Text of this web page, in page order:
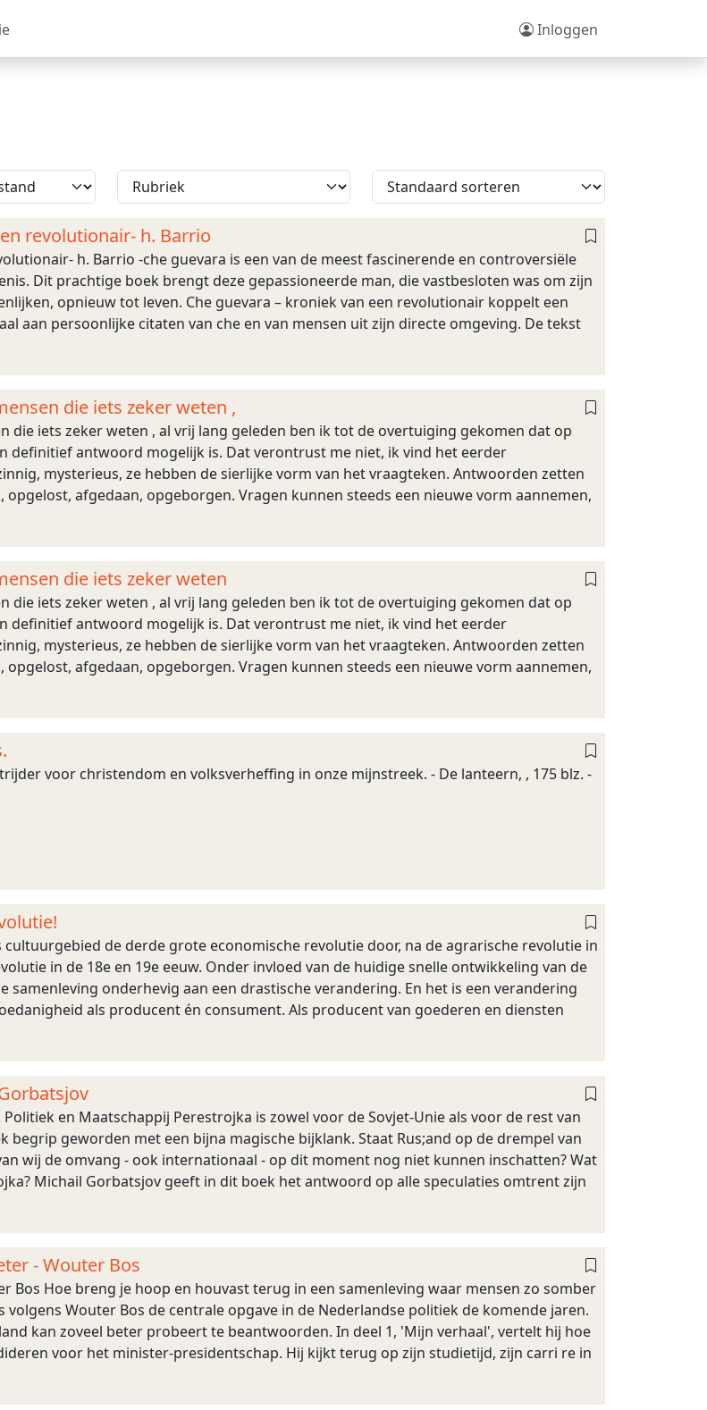
Inloggen
revolutionair- h. Barrio
h. Barrio -che guevara is een van de meest fascinerende en controversiële
Dit prachtige boek brengt deze gepassioneerde man, die vastbesloten was om zijn
opnieuw tot leven. Che guevara – kroniek van een revolutionair koppelt een
aan persoonlijke citaten van che en van mensen uit zijn directe omgeving. De tekst
die iets zeker weten ,
die iets zeker weten , al vrij lang geleden ben ik tot de overtuiging gekomen dat op
definitief antwoord mogelijk is. Dat verontrust me niet, ik vind het eerder
mysterieus, ze hebben de sierlijke vorm van het vraagteken. Antwoorden zetten
afgedaan, opgeborgen. Vragen kunnen steeds een nieuwe vorm aannemen,
die iets zeker weten
die iets zeker weten , al vrij lang geleden ben ik tot de overtuiging gekomen dat op
definitief antwoord mogelijk is. Dat verontrust me niet, ik vind het eerder
mysterieus, ze hebben de sierlijke vorm van het vraagteken. Antwoorden zetten
afgedaan, opgeborgen. Vragen kunnen steeds een nieuwe vorm aannemen,
voor christendom en volksverheffing in onze mijnstreek. - De lanteern, , 175 blz. -
de derde grote economische revolutie door, na de agrarische revolutie in
in de 18e en 19e eeuw. Onder invloed van de huidige snelle ontwikkeling van de
samenleving onderhevig aan een drastische verandering. En het is een verandering
als producent én consument. Als producent van goederen en diensten
en Maatschappij Perestrojka is zowel voor de Sovjet-Unie als voor de rest van
begrip geworden met een bijna magische bijklank. Staat Rus;and op de drempel van
wij de omvang - ook internationaal - op dit moment nog niet kunnen inschatten? Wat
Michail Gorbatsjov geeft in dit boek het antwoord op alle speculaties omtrent zijn
- Wouter Bos
Bos Hoe breng je hoop en houvast terug in een samenleving waar mensen zo somber
volgens Wouter Bos de centrale opgave in de Nederlandse politiek de komende jaren.
kan zoveel beter probeert te beantwoorden. In deel 1, 'Mijn verhaal', vertelt hij hoe
voor het minister-presidentschap. Hij kijkt terug op zijn studietijd, zijn carri re in